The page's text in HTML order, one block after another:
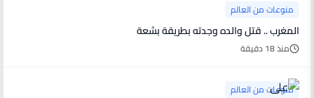
منوعات من العالم
المغرب .. قتل والده وجدته بطريقة بشعة
منذ 18 دقيقة
منوعات من العالم